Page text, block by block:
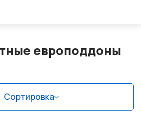
европоддоны
Сортировка